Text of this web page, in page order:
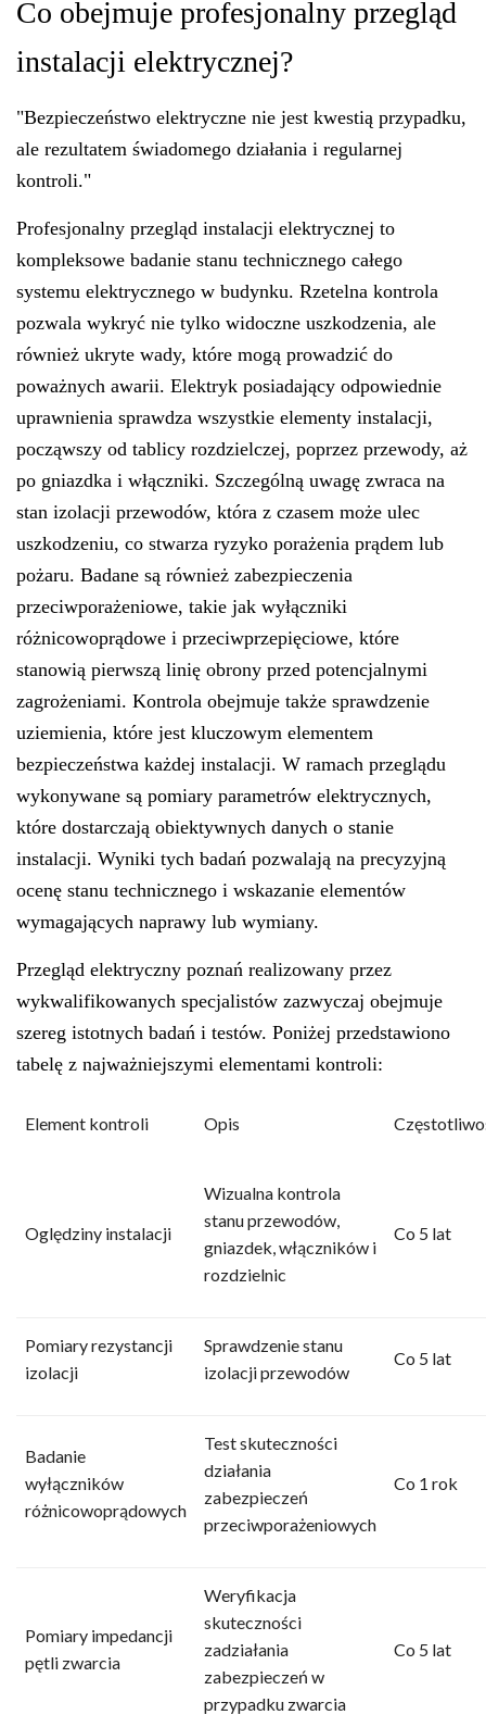
Co obejmuje profesjonalny przegląd
instalacji elektrycznej?
"Bezpieczeństwo elektryczne nie jest kwestią przypadku,
ale rezultatem świadomego działania i regularnej
kontroli."
Profesjonalny przegląd instalacji elektrycznej to
kompleksowe badanie stanu technicznego całego
systemu elektrycznego w budynku. Rzetelna kontrola
pozwala wykryć nie tylko widoczne uszkodzenia, ale
również ukryte wady, które mogą prowadzić do
poważnych awarii. Elektryk posiadający odpowiednie
uprawnienia sprawdza wszystkie elementy instalacji,
począwszy od tablicy rozdzielczej, poprzez przewody, aż
po gniazdka i włączniki. Szczególną uwagę zwraca na
stan izolacji przewodów, która z czasem może ulec
uszkodzeniu, co stwarza ryzyko porażenia prądem lub
pożaru. Badane są również zabezpieczenia
przeciwporażeniowe, takie jak wyłączniki
różnicowoprądowe i przeciwprzepięciowe, które
stanowią pierwszą linię obrony przed potencjalnymi
zagrożeniami. Kontrola obejmuje także sprawdzenie
uziemienia, które jest kluczowym elementem
bezpieczeństwa każdej instalacji. W ramach przeglądu
wykonywane są pomiary parametrów elektrycznych,
które dostarczają obiektywnych danych o stanie
instalacji. Wyniki tych badań pozwalają na precyzyjną
ocenę stanu technicznego i wskazanie elementów
wymagających naprawy lub wymiany.
Przegląd elektryczny poznań realizowany przez
wykwalifikowanych specjalistów zazwyczaj obejmuje
szereg istotnych badań i testów. Poniżej przedstawiono
tabelę z najważniejszymi elementami kontroli:
Element kontroli Opis
Oględziny instalacji
Wizualna kontrola
stanu przewodów,
gniazdek, włączników i
rozdzielnic
Co 5 lat
Pomiary rezystancji
izolacji
Sprawdzenie stanu
izolacji przewodów
Co 5 lat
Badanie
wyłączników
różnicowoprądowych
Test skuteczności
działania
zabezpieczeń
przeciwporażeniowych
Co 1 rok
Pomiary impedancji
pętli zwarcia
Weryfikacja
skuteczności
zadziałania
zabezpieczeń w
przypadku zwarcia
Co 5 lat